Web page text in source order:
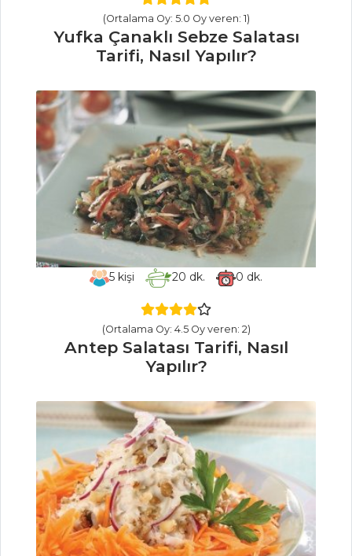
Levrek Tarifi, Nasıl
Yapılır?
Balık Yemekleri
SALATALAR
Nabeyaki Udon
Tarifi, Nasıl Yapılır?
Enginar
Kasesinde Ton
Balıklı Salata Tarifi,
Nasıl Yapılır?
Salatası Tarifi, Nasıl
Yapılır?
Tarifleri
HAMUR İŞLERI
Akdeniz Kişi
Tarifi, Nasıl Yapılır?
Milföy Külahında
(Ortalama Oy: 5.0 Oy veren: 1)
Yufka Çanaklı Sebze Salatası
Tarifi, Nasıl Yapılır?
5kişi 20 dk. 0 dk.
(Ortalama Oy: 4.5 Oy veren: 2)
Antep Salatası Tarifi, Nasıl
Yapılır?